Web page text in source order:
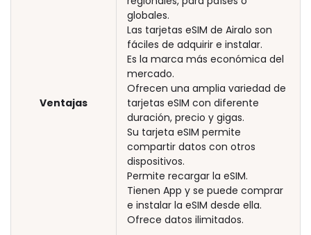
Ventajas
globales.
Las tarjetas eSIM de Airalo son
fáciles de adquirir e instalar.
Es la marca más económica del
mercado.
Ofrecen una amplia variedad de
tarjetas eSIM con diferente
duración, precio y gigas.
Su tarjeta eSIM permite
compartir datos con otros
dispositivos.
Permite recargar la eSIM.
Tienen App y se puede comprar
e instalar la eSIM desde ella.
Ofrece datos ilimitados.